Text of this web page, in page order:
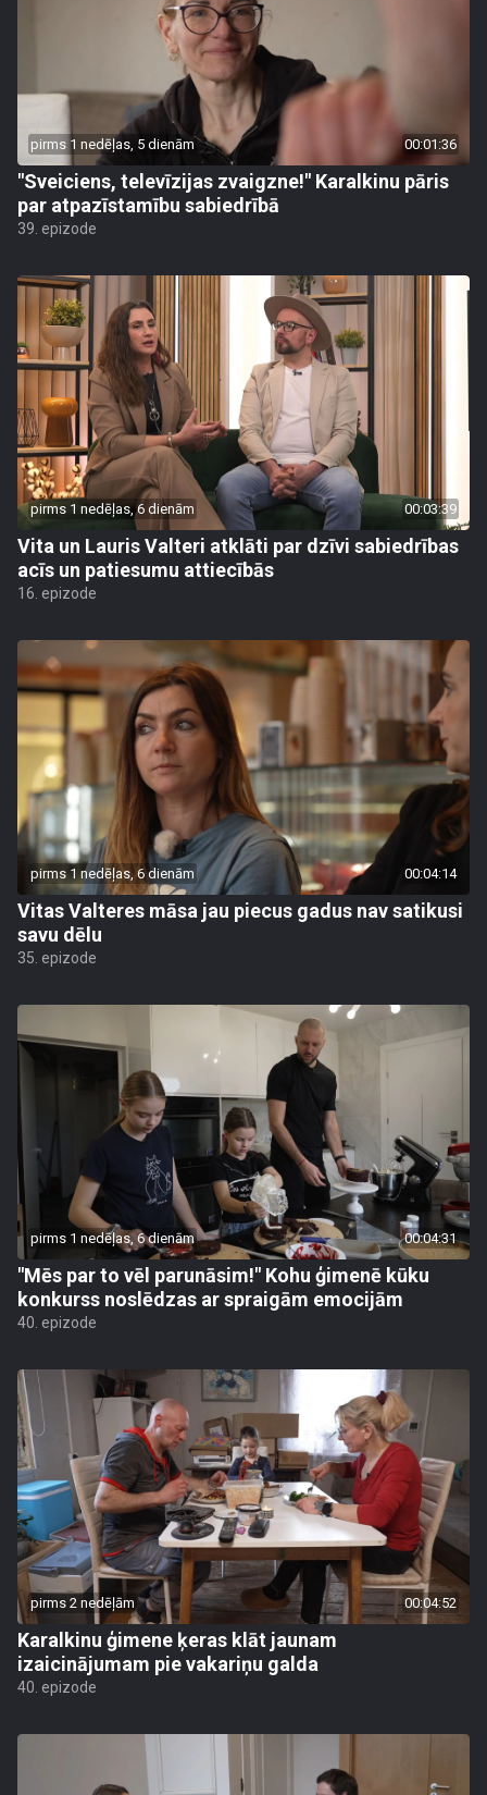
pirms 1 nedēļas, 5 dienām 00:01:36
"Sveiciens, televīzijas zvaigzne!" Karalkinu pāris
par atpazīstamību sabiedrībā
39. epizode
pirms 1 nedēļas, 6 dienām 00:03:39
Vita un Lauris Valteri atklāti par dzīvi sabiedrības
acīs un patiesumu attiecībās
16. epizode
pirms 1 nedēļas, 6 dienām 00:04:14
Vitas Valteres māsa jau piecus gadus nav satikusi
savu dēlu
35. epizode
pirms 1 nedēļas, 6 dienām 00:04:31
"Mēs par to vēl parunāsim!" Kohu ģimenē kūku
konkurss noslēdzas ar spraigām emocijām
40. epizode
pirms 2 nedēļām 00:04:52
Karalkinu ģimene ķeras klāt jaunam
izaicinājumam pie vakariņu galda
40. epizode